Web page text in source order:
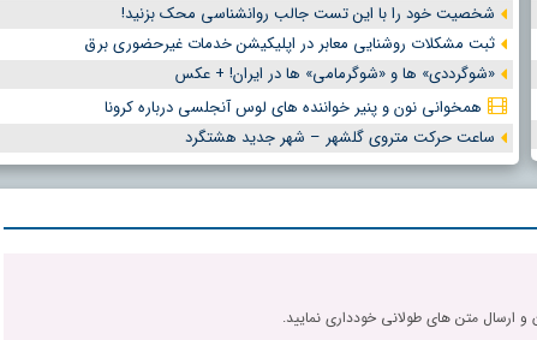
شخصیت خود را با این تست جالب روانشناسی محک بزنید!
ثبت مشکلات روشنایی معابر در اپلیکیشن خدمات غیرحضوری برق
«شوگرددی» ها و «شوگرمامی» ها در ایران! + عکس
همخوانی نون و پنیر خواننده های لوس آنجلسی درباره کرونا
ساعت حرکت متروی گلشهر – شهر جدید هشتگرد
و ارسال متن های طولانی خودداری نمایید.